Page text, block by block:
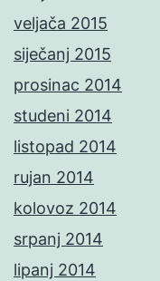
veljača 2015
siječanj 2015
prosinac 2014
studeni 2014
listopad 2014
rujan 2014
kolovoz 2014
srpanj 2014
lipanj 2014